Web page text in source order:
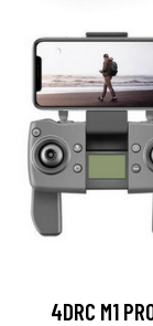
4DRC M1